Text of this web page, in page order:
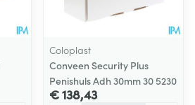
Coloplast
Conveen Security Plus
Penishuls Adh 30mm 30 5230
€ 138,43